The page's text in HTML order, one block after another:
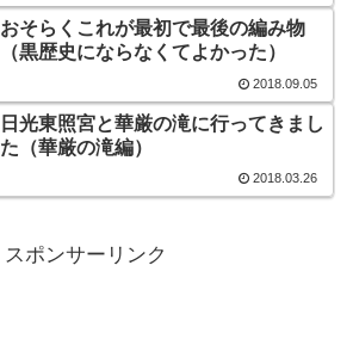
おそらくこれが最初で最後の編み物
（黒歴史にならなくてよかった）
2018.09.05
日光東照宮と華厳の滝に行ってきまし
た（華厳の滝編）
2018.03.26
スポンサーリンク